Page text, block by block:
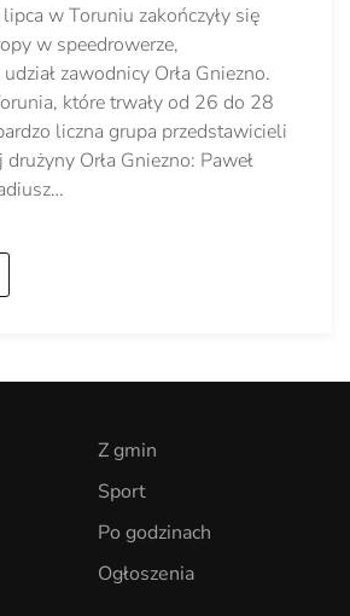
w Toruniu zakończyły się
w speedrowerze,
zawodnicy Orła Gniezno.
które trwały od 26 do 28
liczna grupa przedstawicieli
Orła Gniezno: Paweł
Z gmin
Sport
Po godzinach
Ogłoszenia